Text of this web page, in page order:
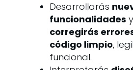
Desarrollarás
funcionalidades y
corregirás
código limpio,
funcional.